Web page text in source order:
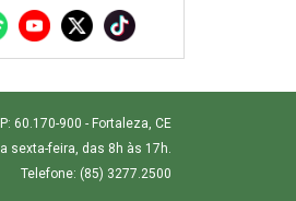
60.170-900 - Fortaleza, CE
sexta-feira, das 8h às 17h.
Telefone: (85) 3277.2500